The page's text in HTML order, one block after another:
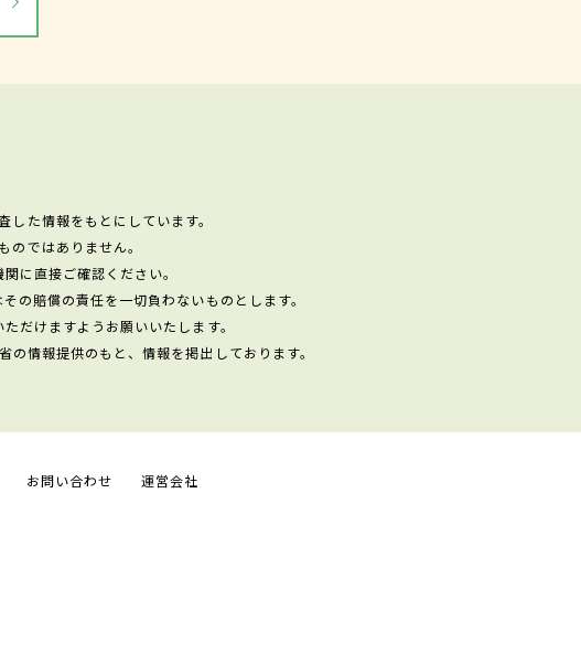
た情報をもとにしています。
ではありません。
に直接ご確認ください。
の賠償の責任を一切負わないものとします。
だけますようお願いいたします。
情報提供のもと、情報を掲出しております。
お問い合わせ 運営会社